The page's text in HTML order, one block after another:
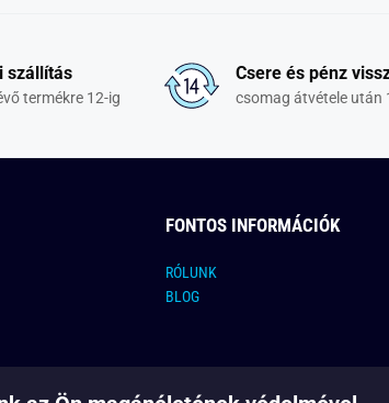
szállítás
termékre 12-ig
Csere és pénz
csomag átvétele után
FONTOS INFORMÁCIÓK
RÓLUNK
BLOG